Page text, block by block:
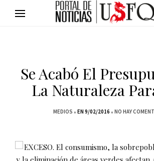
Se Acabó El
La Naturaleza
MEDIOS EN 9/02/2016 NO HAY